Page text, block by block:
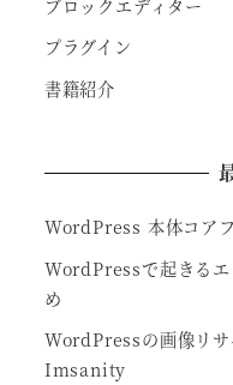
ブロックエディター
プラグイン
書籍紹介
WordPress 本体コア
WordPressで起きるエ
め
WordPressの画像リサ
Imsanity